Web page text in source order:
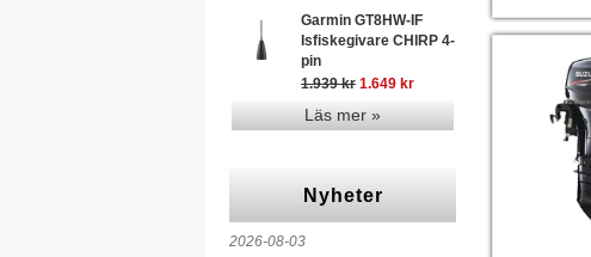
Garmin GT8HW-IF
Isfiskegivare CHIRP 4-
pin
1.939 kr 1.649 kr
Läs mer »
Nyheter
2026-08-03